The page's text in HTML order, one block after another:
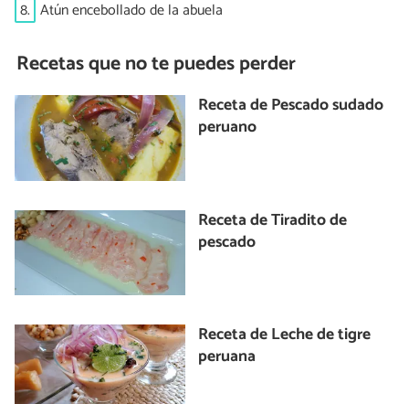
8. Atún encebollado de la abuela
Recetas que no te puedes perder
Receta de Pescado sudado
peruano
Receta de Tiradito de
pescado
Receta de Leche de tigre
peruana